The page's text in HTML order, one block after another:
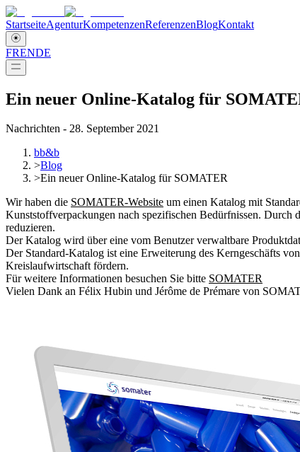
StartseiteAgenturKompetenzenReferenzenBlogKontakt
FRENDE
Ein neuer Online-Katalog für
Nachrichten - 28. September 2021
bb&b
>Blog
>Ein neuer Online-Katalog für SOMATER
Wir haben die SOMATER-Website um einen Katalog mit
Kunststoffverpackungen nach spezifischen Bedürfnissen.
reduzieren.
Der Katalog wird über eine vom Benutzer verwaltbare
Der Standard-Katalog ist eine Erweiterung des Kerngeschäfts
Kreislaufwirtschaft fördern.
Für weitere Informationen besuchen Sie bitte SOMATER
Vielen Dank an Félix Hubin und Jérôme de Prémare von